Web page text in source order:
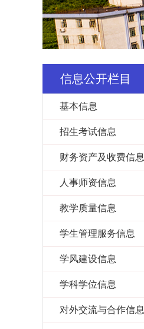
信息公开栏目
基本信息
招生考试信息
财务资产及收费信息
人事师资信息
教学质量信息
学生管理服务信息
学风建设信息
学科学位信息
对外交流与合作信息